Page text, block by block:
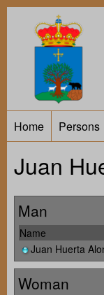
Home Persons
Juan
Man
Name
Juan Huerta
Woman